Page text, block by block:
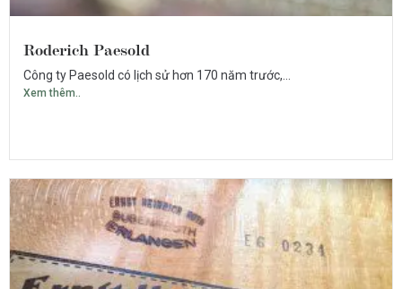
Roderich Paesold
Công ty Paesold có lịch sử hơn 170 năm trước,...
Xem thêm..